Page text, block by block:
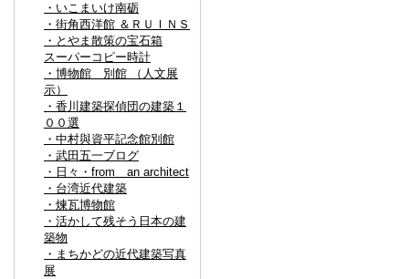
・いこまいけ南砺
・街角西洋館 ＆ＲＵＩＮＳ
・とやま散策の宝石箱
スーパーコピー時計
・博物館 別館 （人文展
示）
・香川建築探偵団の建築１
００選
・中村與資平記念館別館
・武田五一ブログ
・日々・from an architect
・台湾近代建築
・煉瓦博物館
・活かして残そう日本の建
築物
・まちかどの近代建築写真
展